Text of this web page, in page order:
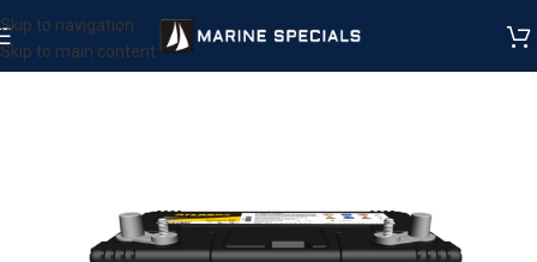
Skip to navigation
Skip to main content